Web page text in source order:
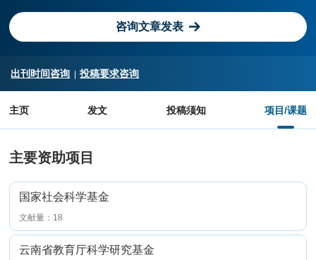
咨询文章发表
出刊时间咨询 投稿要求咨询
主页 发文 投稿须知 项目/课题
主要资助项目
国家社会科学基金
文献量：18
云南省教育厅科学研究基金